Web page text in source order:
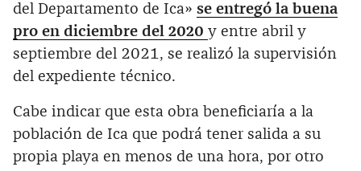
del Departamento de Ica» se entregó la buena
pro en diciembre del 2020 y entre abril y
septiembre del 2021, se realizó la supervisión
del expediente técnico.
Cabe indicar que esta obra beneficiaría a la
población de Ica que podrá tener salida a su
propia playa en menos de una hora, por otro